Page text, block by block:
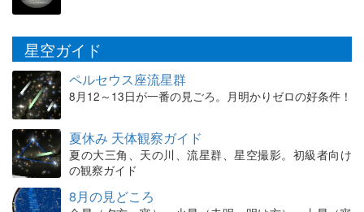
星空ガイド
ペルセウス座流星群
8月12～13日が一番の見ごろ。月明かりゼロの好条件！
夏休み 天体観察ガイド
夏の大三角、天の川、流星群、星空撮影。初級者向け
の観察ガイド
8月の見どころ